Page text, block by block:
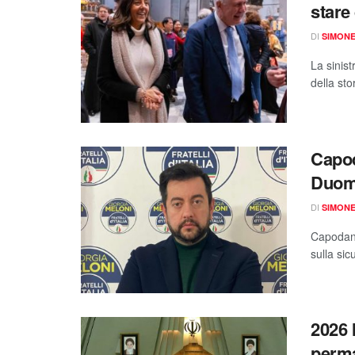
stare
DI
La
della
DI
sulla
2026